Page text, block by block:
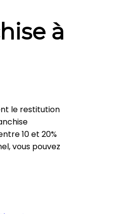
à
le restitution
10 et 20%
vous pouvez